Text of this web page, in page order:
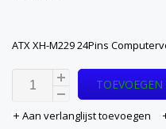
ATX XH-M229 24Pins
Aan verlanglijst toevoegen